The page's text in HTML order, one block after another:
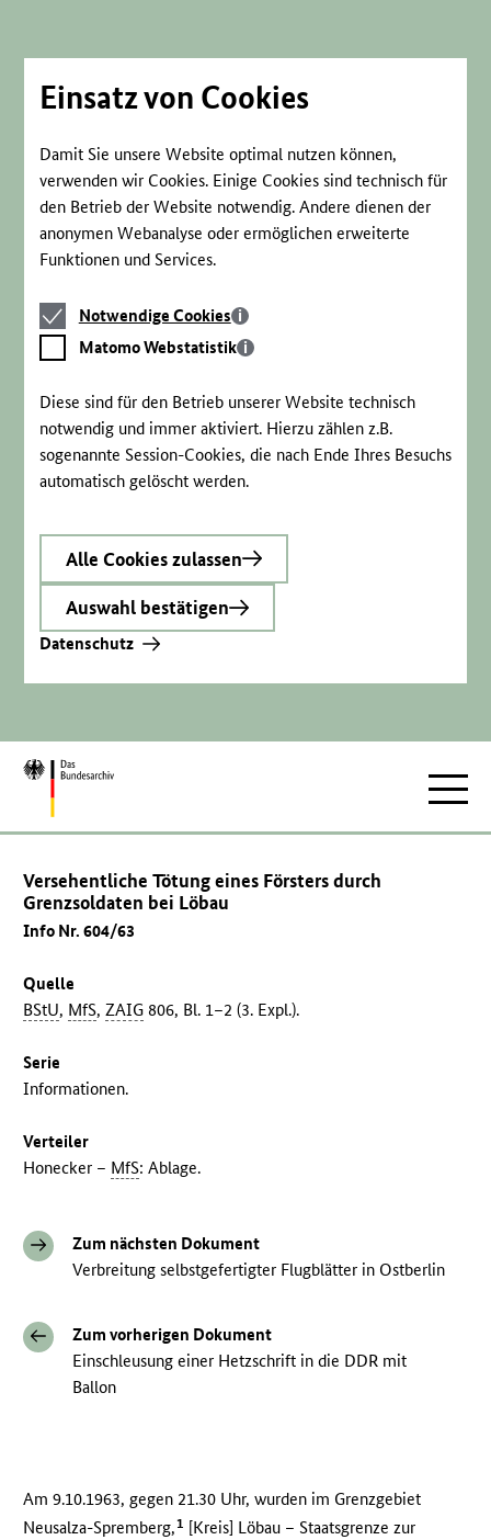
Einsatz von Cookies
Damit Sie unsere Website optimal nutzen können,
verwenden wir Cookies. Einige Cookies sind technisch für
den Betrieb der Website notwendig. Andere dienen der
anonymen Webanalyse oder ermöglichen erweiterte
Funktionen und Services.
Notwendige
Cookies
Notwendige Cookies
Matomo
Webstatistik
Matomo Webstatistik
Diese sind für den Betrieb unserer Website technisch
notwendig und immer aktiviert. Hierzu zählen z.B.
sogenannte Session-Cookies, die nach Ende Ihres Besuchs
automatisch gelöscht werden.
Alle Cookies zulassen
Auswahl bestätigen
Datenschutz
Zur
Versehentliche Tötung eines Försters durch
Grenzsoldaten bei Löbau
Info Nr. 604/63
Quelle
BStU, MfS,ZAIG 806, Bl. 1–2 (3. Expl.).
Serie
Informationen.
Verteiler
Honecker – MfS: Ablage.
Zum nächsten Dokument
Verbreitung selbstgefertigter Flugblätter in Ostberlin
Zum vorherigen Dokument
Einschleusung einer Hetzschrift in die DDR mit
Ballon
Am 9.10.1963, gegen 21.30 Uhr, wurden im Grenzgebiet
Neusalza-Spremberg,1 [Kreis] Löbau – Staatsgrenze zur